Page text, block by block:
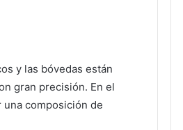
y las bóvedas están
gran precisión. En el
una composición de